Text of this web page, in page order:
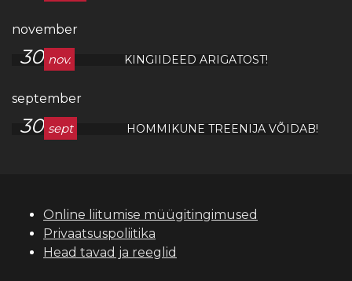
november
30 nov. KINGIIDEED ARIGATOST!
september
30 sept HOMMIKUNE TREENIJA VÕIDAB!
Online liitumise müügitingimused
Privaatsuspoliitika
Head tavad ja reeglid